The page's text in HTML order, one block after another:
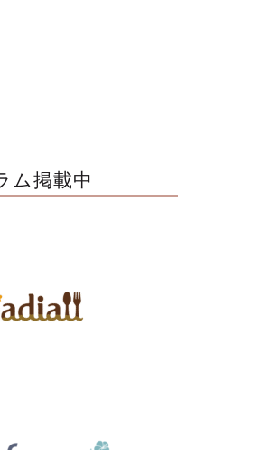
ム掲載中